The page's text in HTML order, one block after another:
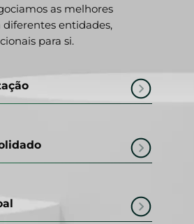
as melhores
diferentes entidades,
para si.